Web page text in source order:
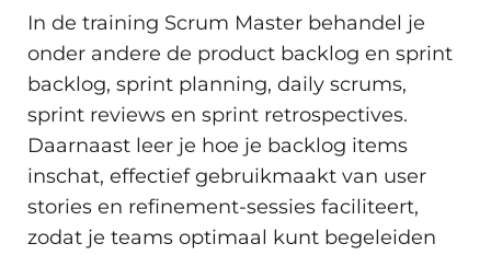
In de training Scrum Master behandel je
onder andere de product backlog en sprint
backlog, sprint planning, daily scrums,
sprint reviews en sprint retrospectives.
Daarnaast leer je hoe je backlog items
inschat, effectief gebruikmaakt van user
stories en refinement-sessies faciliteert,
zodat je teams optimaal kunt begeleiden